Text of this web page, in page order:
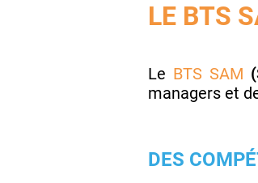
LE BTS
Le BTS SAM
managers et
DES